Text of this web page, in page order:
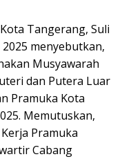
Tangerang, Suli
menyebutkan,
Musyawarah
dan Putera Luar
Pramuka Kota
Memutuskan,
Pramuka
Cabang